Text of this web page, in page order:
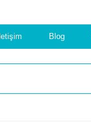
İletişim Blog